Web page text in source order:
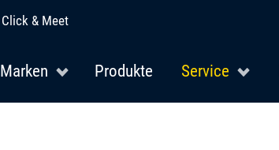
Click & Meet
Marken Produkte Service